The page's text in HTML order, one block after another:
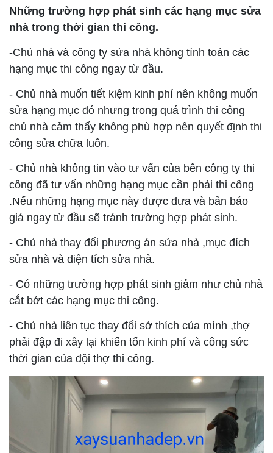
Những trường hợp phát sinh các hạng mục sửa
nhà trong thời gian thi công.
-Chủ nhà và công ty sửa nhà không tính toán các
hạng mục thi công ngay từ đầu.
- Chủ nhà muốn tiết kiệm kinh phí nên không muốn
sửa hạng mục đó nhưng trong quá trình thi công
chủ nhà cảm thấy không phù hợp nên quyết định thi
công sửa chữa luôn.
- Chủ nhà không tin vào tư vấn của bên công ty thi
công đã tư vấn những hạng mục cần phải thi công
.Nếu những hạng mục này được đưa và bản báo
giá ngay từ đầu sẽ tránh trường hợp phát sinh.
- Chủ nhà thay đổi phương án sửa nhà ,mục đích
sửa nhà và diện tích sửa nhà.
- Có những trường hợp phát sinh giảm như chủ nhà
cắt bớt các hạng mục thi công.
- Chủ nhà liên tục thay đổi sở thích của mình ,thợ
phải đập đi xây lại khiến tốn kinh phí và công sức
thời gian của đội thợ thi công.